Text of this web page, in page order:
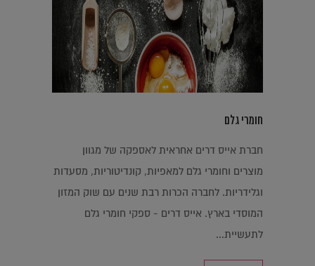
חומרי גלם
חברת אייס דרים אחראית לאספקה של מגוון
מוצרים וחומרי גלם למאפיות, קונדיטוריות, מסעדות
וגלידריות. לחברה הכרות רבת שנים עם שוק המזון
המוסדי בארץ. אייס דרים - ספקי חומרי גלם
לתעשיית...